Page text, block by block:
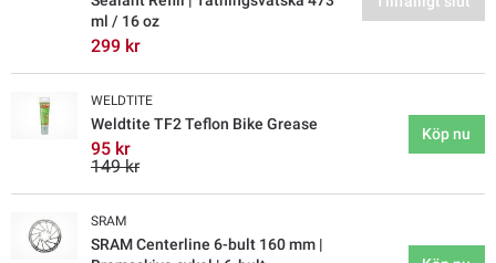
ml / 16 oz
299 kr
WELDTITE
Weldtite TF2 Teflon Bike Grease
95 kr
149 kr
Köp nu
SRAM
SRAM Centerline 6-bult 160 mm |